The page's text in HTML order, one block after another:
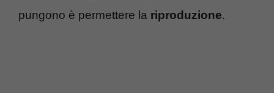
pungono è permettere la riproduzione.